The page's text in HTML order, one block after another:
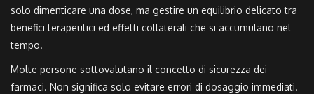
solo dimenticare una dose, ma gestire un equilibrio delicato tra
benefici terapeutici ed effetti collaterali che si accumulano nel
tempo.
Molte persone sottovalutano il concetto di sicurezza dei
farmaci. Non significa solo evitare errori di dosaggio immediati.